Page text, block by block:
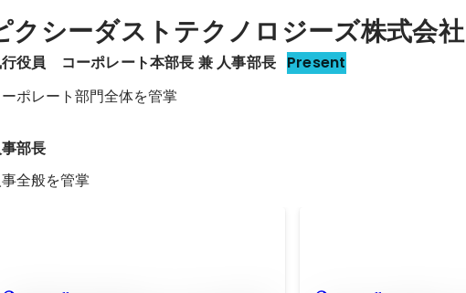
クシーダストテクノロジーズ株式会社
役員　コーポレート本部長 兼 人事部長 Present
ーポレート部門全体を管掌
部長
事全般を管掌